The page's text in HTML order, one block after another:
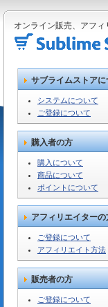
オンライン販売、アフ
サブライムストアに
システムについて
ご登録について
購入者の方
購入について
商品について
ポイントについて
アフィリエイターの
ご登録について
アフィリエイト方法
販売者の方
ご登録について